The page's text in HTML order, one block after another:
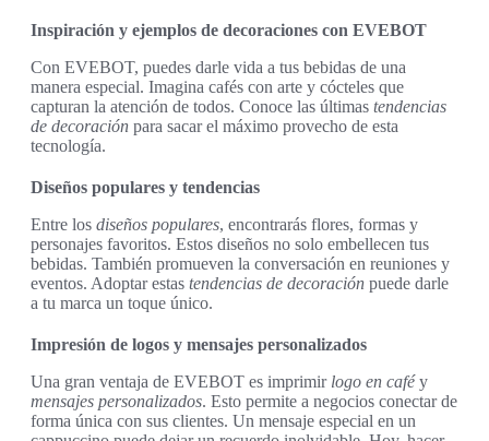
Inspiración y ejemplos de decoraciones con EVEBOT
Con EVEBOT, puedes darle vida a tus bebidas de una
manera especial. Imagina cafés con arte y cócteles que
capturan la atención de todos. Conoce las últimas tendencias
de decoración para sacar el máximo provecho de esta
tecnología.
Diseños populares y tendencias
Entre los diseños populares, encontrarás flores, formas y
personajes favoritos. Estos diseños no solo embellecen tus
bebidas. También promueven la conversación en reuniones y
eventos. Adoptar estas tendencias de decoración puede darle
a tu marca un toque único.
Impresión de logos y mensajes personalizados
Una gran ventaja de EVEBOT es imprimir logo en caféy
mensajes personalizados. Esto permite a negocios conectar de
forma única con sus clientes. Un mensaje especial en un